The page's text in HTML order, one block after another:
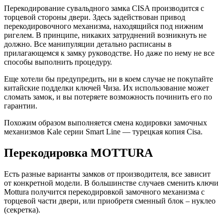
Перекодирование сувальдного замка CISA производится с
торцевой стороны двери. Здесь задействован привод
перекодировочного механизма, находящийся под нижним
ригелем. В принципе, никаких затруднений возникнуть не
должно. Все манипуляции детально расписаны в
прилагающемся к замку руководстве. Но даже по нему не все
способы выполнить процедуру.
Еще хотели бы предупредить, ни в коем случае не покупайте
китайские подделки ключей Чиза. Их использование может
сломать замок, и вы потеряете возможность починить его по
гарантии.
Похожим образом выполняется смена кодировки замочных
механизмов Kale серии Smart Line — турецкая копия Cisa.
Перекодировка MOTTURA
Есть разные варианты замков от производителя, все зависит
от конкретной модели. В большинстве случаев сменить ключи
Mottura получится перекодировкой замочного механизма с
торцевой части двери, или приобретя сменный блок – нуклео
(секретка).